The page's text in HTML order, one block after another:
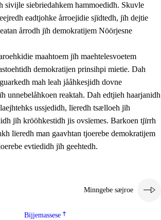
teemah
teemah
jïh jieledehaalveme
jïh meatanårrojevoete
evtiedimmie
sivijle siebriedahkem hammoedidh. Skuvle
eadtjohke årroejidie sjïdtedh, jïh dejtie
årrodh jïh demokratijem Nöörjesne
maahtoem jïh maehtelesvoetem
demokratijen prinsihpi mietie. Dah
mah leah jååhkesjidh dovne
unnebelåhkoen reaktah. Dah edtjieh haarjanidh
ussjedidh, lïeredh tsælloeh jïh
jïh krööhkestidh jis ovsïemes. Barkoen tjïrrh
lïeredh man gaavhtan tjoerebe demokratijem
evtiedidh jïh geehtedh.
Minngebe sæjroe
Bijjemassese